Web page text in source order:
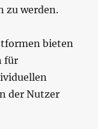
zu werden.
bieten
für
der Nutzer